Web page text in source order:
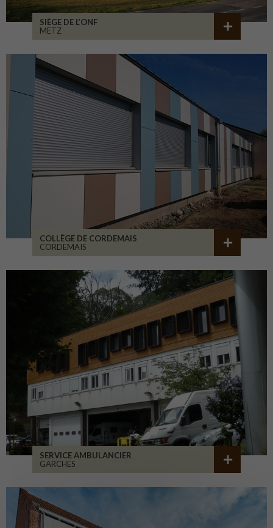
SIÈGE DE L’ONF
METZ
COLLÈGE DE CORDEMAIS
CORDEMAIS
SERVICE AMBULANCIER
GARCHES